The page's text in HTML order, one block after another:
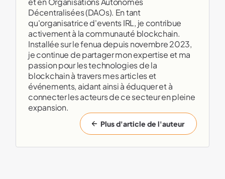
Décentralisées (DAOs). En tant
qu'organisatrice d'events IRL, je contribue
activement à la communauté blockchain.
Installée sur le fenua depuis novembre 2023,
je continue de partager mon expertise et ma
passion pour les technologies de la
blockchain à travers mes articles et
événements, aidant ainsi à éduquer et à
connecter les acteurs de ce secteur en pleine
expansion.
Plus d'article de l'auteur